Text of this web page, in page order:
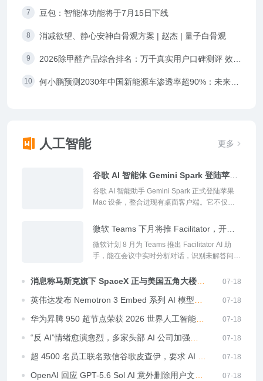
豆包：智能体功能将于7月15日下线
消减欲望、静心安神白骨观方案 | 赵杰 | 量子白骨观
2026除甲醛产品综合排名：万千真实用户口碑测评 效果
最好的甲醛产品
何小鹏预测2030年中国新能源车渗透率超90%：未来每
人工智能 更多
谷歌 AI 智能体 Gemini Spark 登陆苹果
Mac，可实时追踪资讯动态
谷歌 AI 智能助手 Gemini Spark 正式登陆苹果
Mac 设备，整合进现有桌面客户端。它不仅能
Google Tasks、Keep 及 Canva、Dropbox 等
第三方应用，可执行订餐、购物、设计等复杂任
务。新增实时话题追踪能力。#谷歌Gemini##AI
智能体#...
微软 Teams 下月将推 Facilitator，开会
时 AI 辅助解答你的疑惑
微软计划 8 月为 Teams 推出 Facilitator AI 助
手，能在会议中实时分析对话，识别未解答问题
默认关闭，不会主动发言，预计 8 月下旬全面上
消息称马斯克旗下 SpaceX 正与美国五角大楼洽
谈 AI 算力供应，拟通过低价抢市场
07-18
英伟达发布 Nemotron 3 Embed 系列 AI 模型，
8B 版斩获 RTEB 榜首
07-18
华为昇腾 950 超节点荣获 2026 世界人工智能大
会最高荣誉 SAIL 奖
07-18
“反 AI”情绪愈演愈烈，多家头部 AI 公司加强高
管安保
07-18
超 4500 名员工联名致信谷歌皮查伊，要求 AI 浪
潮中保障被裁员者权益
07-18
OpenAI 回应 GPT-5.6 Sol AI 意外删除用户文
07-18